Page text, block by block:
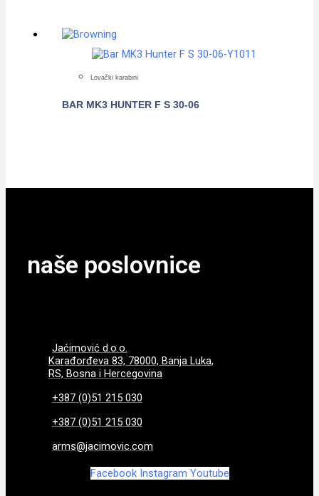
Lovački karabini
BAR MK3 HUNTER F S 30-06
naše poslovnice
Jaćimović d.o.o.
Karađorđeva 83, 78000, Banja Luka,
RS, Bosna i Hercegovina
+387 (0)51 215 030
+387 (0)51 215 030
arms@jacimovic.com
Facebook Instagram Youtube